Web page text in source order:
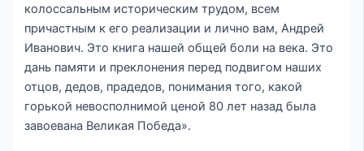
колоссальным историческим трудом, всем
причастным к его реализации и лично вам, Андрей
Иванович. Это книга нашей общей боли на века. Это
дань памяти и преклонения перед подвигом наших
отцов, дедов, прадедов, понимания того, какой
горькой невосполнимой ценой 80 лет назад была
завоевана Великая Победа».